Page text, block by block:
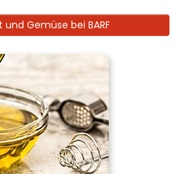
und Gemüse bei BARF